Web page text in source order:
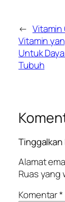
← Vitamin
Vitamin
Untuk
Tubuh
Tinggalkan
Alamat
Ruas yang
Komentar*